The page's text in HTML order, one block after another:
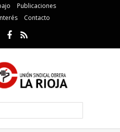
Publicaciones
Contacto